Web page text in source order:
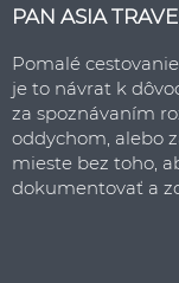
PAN ASIA
Pomalé
je to návrat k
za spoznávaním
oddychom, alebo
mieste bez toho,
dokumentovať a